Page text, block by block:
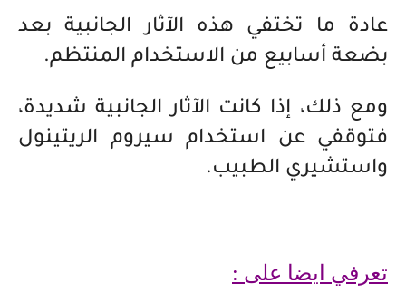
عادة ما تختفي هذه الآثار الجانبية بعد
بضعة أسابيع من الاستخدام المنتظم.
ومع ذلك، إذا كانت الآثار الجانبية شديدة،
فتوقفي عن استخدام سيروم الريتينول
واستشيري الطبيب.
تعرفي ايضا على :